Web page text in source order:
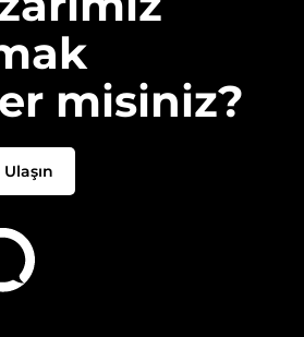
~7DK
misiniz?